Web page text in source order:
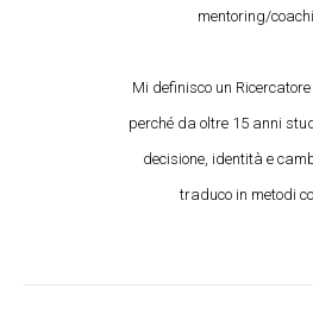
mentoring/
Mi definisco un
perché da oltre 15 anni
decisione, identità e
traduco in metodi